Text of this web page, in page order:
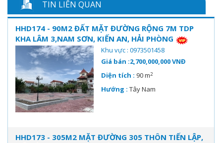
TIN LIÊN QUAN
HHD174 - 90M2 ĐẤT MẶT ĐƯỜNG RỘNG 7M TDP
KHA LÂM 3,NAM SƠN, KIẾN AN, HẢI PHÒNG
Khu vực : 0973501458
Giá bán :2,700,000,000 VNĐ
Diện tích : 90 m2
Hướng : Tây Nam
HHD173 - 305M2 MẶT ĐƯỜNG 305 THÔN TIẾN LẬP,